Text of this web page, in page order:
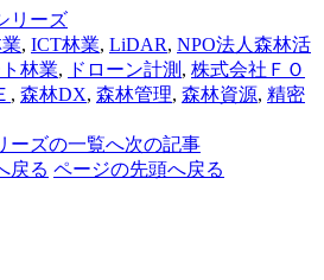
リーズ
, ICT林業, LiDAR, NPO法人森林活
林業, ドローン計測 , 株式会社ＦＯ
, 森林DX, 森林管理, 森林資源, 精密
ーズの一覧へ次の記事
戻る ページの先頭へ戻る